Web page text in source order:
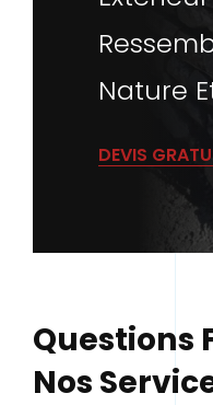
Nature
DEVIS
Questions
Nos